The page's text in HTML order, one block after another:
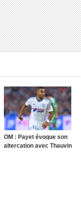
OM : Payet évoque son
altercation avec Thauvin